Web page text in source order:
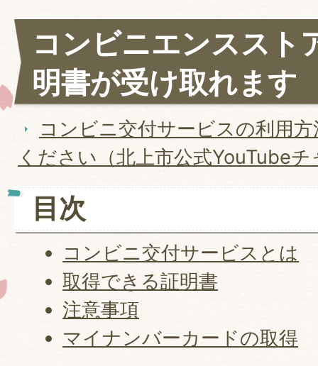
コンビニエンススト
明書が受け取れます
コンビニ交付サービスの利用
ください（北上市公式YouTube
目次
コンビニ交付サービスとは
取得できる証明書
注意事項
マイナンバーカードの取得